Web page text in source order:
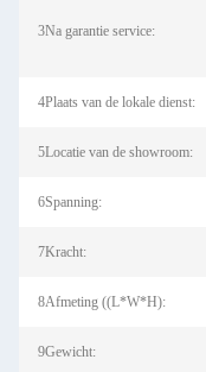
3Na garantie service:
4Plaats van de lokale dienst:
5Locatie van de showroom:
6Spanning:
7Kracht:
8Afmeting ((L*W*H):
9Gewicht: